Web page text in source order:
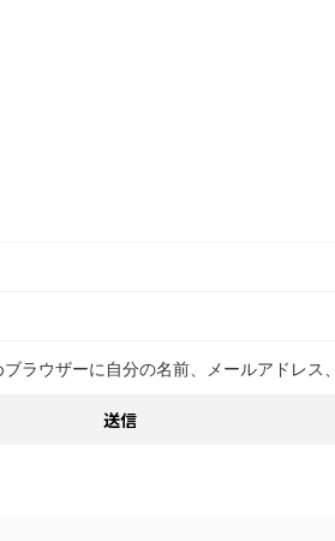
ラウザーに自分の名前、メールアドレス